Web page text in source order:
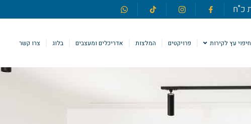
חיפוי עץ לקירות פרויקטים המלצות אדריכלים ומעצבים בלוג צרו קשר